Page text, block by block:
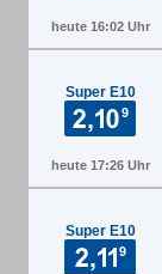
heute 16:02 Uhr
Super E10
heute 17:26 Uhr
Super E10